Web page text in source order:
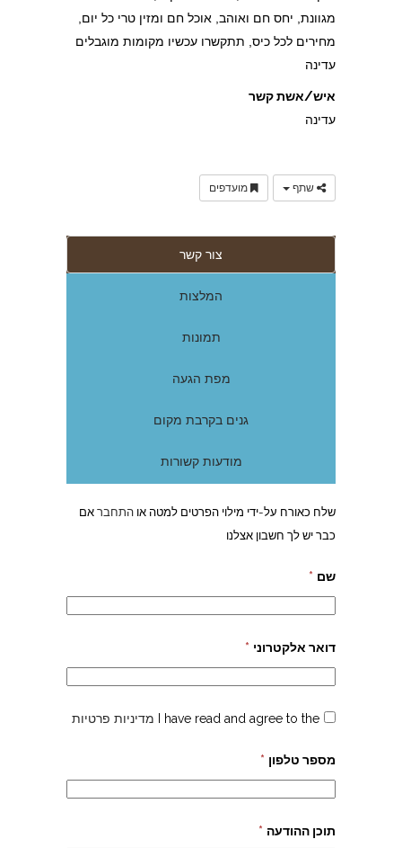
מגוונת, יחס חם ואוהב, אוכל חם ומזין טרי כל יום,
מחירים לכל כיס, תתקשרו עכשיו מקומות מוגבלים
עדינה
איש/אשת קשר
עדינה
שתף מועדפים
צור קשר
המלצות
תמונות
מפת הגעה
גנים בקרבת מקום
מודעות קשורות
שלח כאורח על-ידי מילוי הפרטים למטה או התחבראם
כבר יש לך חשבון אצלנו
שם *
דואר אלקטרוני *
I have read and agree to the מדיניות פרטיות
מספר טלפון *
תוכן ההודעה *